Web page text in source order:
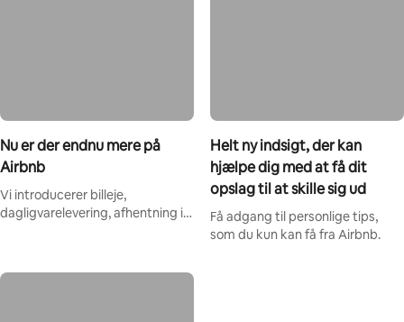
Nu er der endnu mere på
Airbnb
Vi introducerer billeje,
dagligvarelevering, afhentning i
Helt ny indsigt, der kan
hjælpe dig med at få dit
opslag til at skille sig ud
Få adgang til personlige tips,
som du kun kan få fra Airbnb.